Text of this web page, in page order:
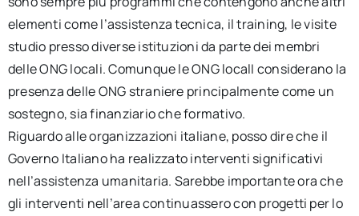
elementi come l’assistenza tecnica, il training, le visite
studio presso diverse istituzioni da parte dei membri
delle ONG locali. Comunque le ONG localI considerano la
presenza delle ONG straniere principalmente come un
sostegno, sia finanziario che formativo.
Riguardo alle organizzazioni italiane, posso dire che il
Governo Italiano ha realizzato interventi significativi
nell’assistenza umanitaria. Sarebbe importante ora che
gli interventi nell’area continuassero con progetti per lo